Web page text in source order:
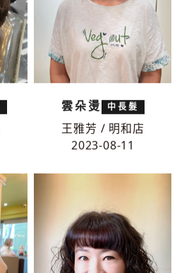
雲朵燙 中長髮
王雅芳 / 明和店